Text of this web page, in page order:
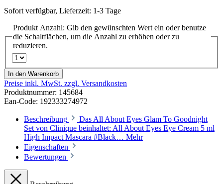
Sofort verfügbar, Lieferzeit: 1-3 Tage
Produkt Anzahl: Gib den gewünschten Wert ein oder benutze
die Schaltflächen, um die Anzahl zu erhöhen oder zu
reduzieren.
In den Warenkorb
Preise inkl. MwSt. zzgl. Versandkosten
Produktnummer: 145684
Ean-Code: 192333274972
Beschreibung
Das All About Eyes Glam To Goodnight
Set von Clinique beinhaltet: All About Eyes Eye Cream 5 ml
High Impact Mascara #Black… Mehr
Eigenschaften
Bewertungen